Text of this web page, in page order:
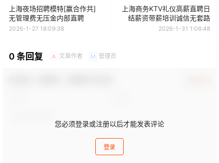
上海夜场招聘模特[赢合作共]
无管理费无压金内部直聘
2026-1-27 18:09:38
上海商务KTV礼仪高薪直聘日
结薪资带薪培训诚信无套路
2026-1-31 1:06:48
0 条回复 A 文章作者 M 管理员
您必须登录或注册以后才能发表评论
登录